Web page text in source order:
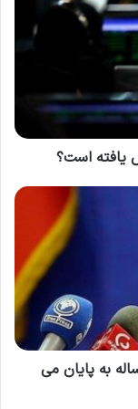
هفته اخیر
(منتهی به 27 دی) به سطح 23.49 درصد رسیده که
قبل معادل 0.08 واحد درصد افزایش
یافته است؟
وزیر اقتصاد به اصناف؛ انتظار 5 ساله به پایان می